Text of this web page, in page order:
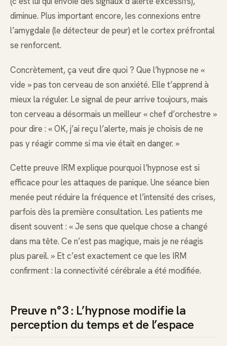
diminue. Plus important encore, les connexions entre
l’amygdale (le détecteur de peur) et le cortex préfrontal
se renforcent.
Concrètement, ça veut dire quoi ? Que l’hypnose ne «
vide » pas ton cerveau de son anxiété. Elle t’apprend à
mieux la réguler. Le signal de peur arrive toujours, mais
ton cerveau a désormais un meilleur « chef d’orchestre »
pour dire : « OK, j’ai reçu l’alerte, mais je choisis de ne
pas y réagir comme si ma vie était en danger. »
Cette preuve IRM explique pourquoi l’hypnose est si
efficace pour les attaques de panique. Une séance bien
menée peut réduire la fréquence et l’intensité des crises,
parfois dès la première consultation. Les patients me
disent souvent : « Je sens que quelque chose a changé
dans ma tête. Ce n’est pas magique, mais je ne réagis
plus pareil. » Et c’est exactement ce que les IRM
confirment : la connectivité cérébrale a été modifiée.
Preuve n°3 : L’hypnose modifie la
perception du temps et de l’espace